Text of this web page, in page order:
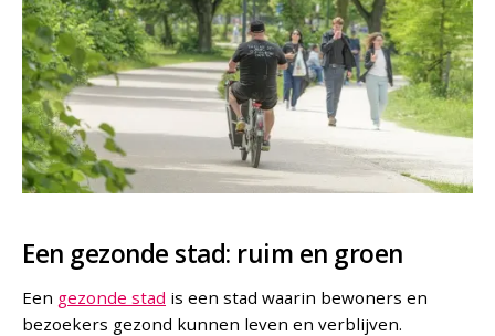
Een gezonde stad: ruim en groen
Een gezonde stad is een stad waarin bewoners en
bezoekers gezond kunnen leven en verblijven.